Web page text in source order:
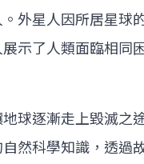
外星人因所居星
示了人類面臨相同
球逐漸走上毀滅
然科學知識，透